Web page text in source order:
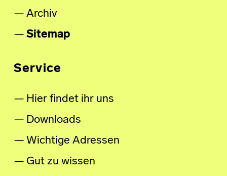
Archiv
Sitemap
Service
Hier findet ihr uns
Downloads
Wichtige Adressen
Gut zu wissen